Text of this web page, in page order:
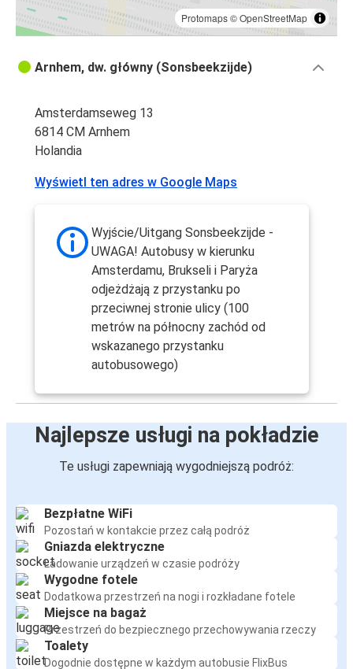
Protomaps©OpenStreetMap
Arnhem, dw. główny (Sonsbeekzijde)
Amsterdamseweg 13
6814 CM Arnhem
Holandia
Wyświetl ten adres w Google Maps
Wyjście/Uitgang Sonsbeekzijde -
UWAGA! Autobusy w kierunku
Amsterdamu, Brukseli i Paryża
odjeżdżają z przystanku po
przeciwnej stronie ulicy (100
metrów na północny zachód od
wskazanego przystanku
autobusowego)
Najlepsze usługi na pokładzie
Te usługi zapewniają wygodniejszą podróż:
Bezpłatne WiFi
Pozostań w kontakcie przez całą podróż
Gniazda elektryczne
Ładowanie urządzeń w czasie podróży
Wygodne fotele
Dodatkowa przestrzeń na nogi i rozkładane fotele
Miejsce na bagaż
Przestrzeń do bezpiecznego przechowywania rzeczy
Toalety
Dogodnie dostępne w każdym autobusie FlixBus